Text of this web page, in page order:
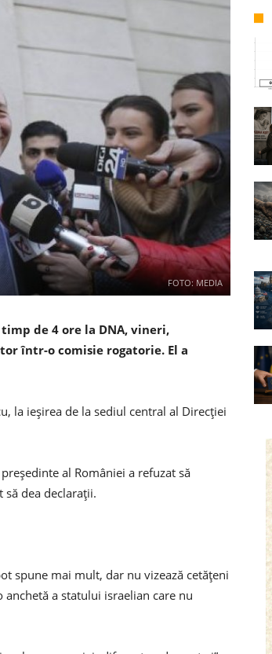
Nvidia
FOTO: MEDIA
de 4 ore la DNA, vineri,
într-o comisie rogatorie. El a
la ieşirea de la sediul central al Direcţiei
al României a refuzat să
să dea declaraţii.
spune mai mult, dar nu vizează cetăţeni
a statului israelian care nu